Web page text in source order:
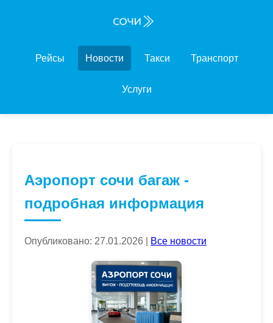
Рейсы Новости Такси Транспорт
Услуги
Аэропорт сочи багаж -
подробная информация
Опубликовано: 27.01.2026 | Все новости